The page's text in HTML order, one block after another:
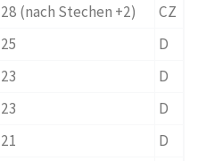
28 (nach Stechen +2)
CZ
25
D
23
D
23
D
21
D